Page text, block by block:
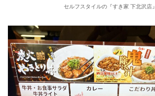
セルフスタイルの『すき家 下北沢店』